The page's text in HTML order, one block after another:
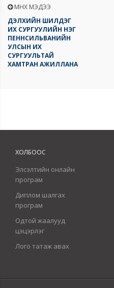
ӨМНӨХ МЭДЭЭ
ДЭЛХИЙН ШИЛДЭГ
ИХ СУРГУУЛИЙН НЭГ
ПЕННСИЛЬВАНИЙН
УЛСЫН ИХ
СУРГУУЛЬТАЙ
ХАМТРАН АЖИЛЛАНА
ХОЛБООС
Элсэлтийн онлайн
програм
Диплом шалгах
програм
Одтой жаалууд
цэцэрлэг
Лого татаж авах